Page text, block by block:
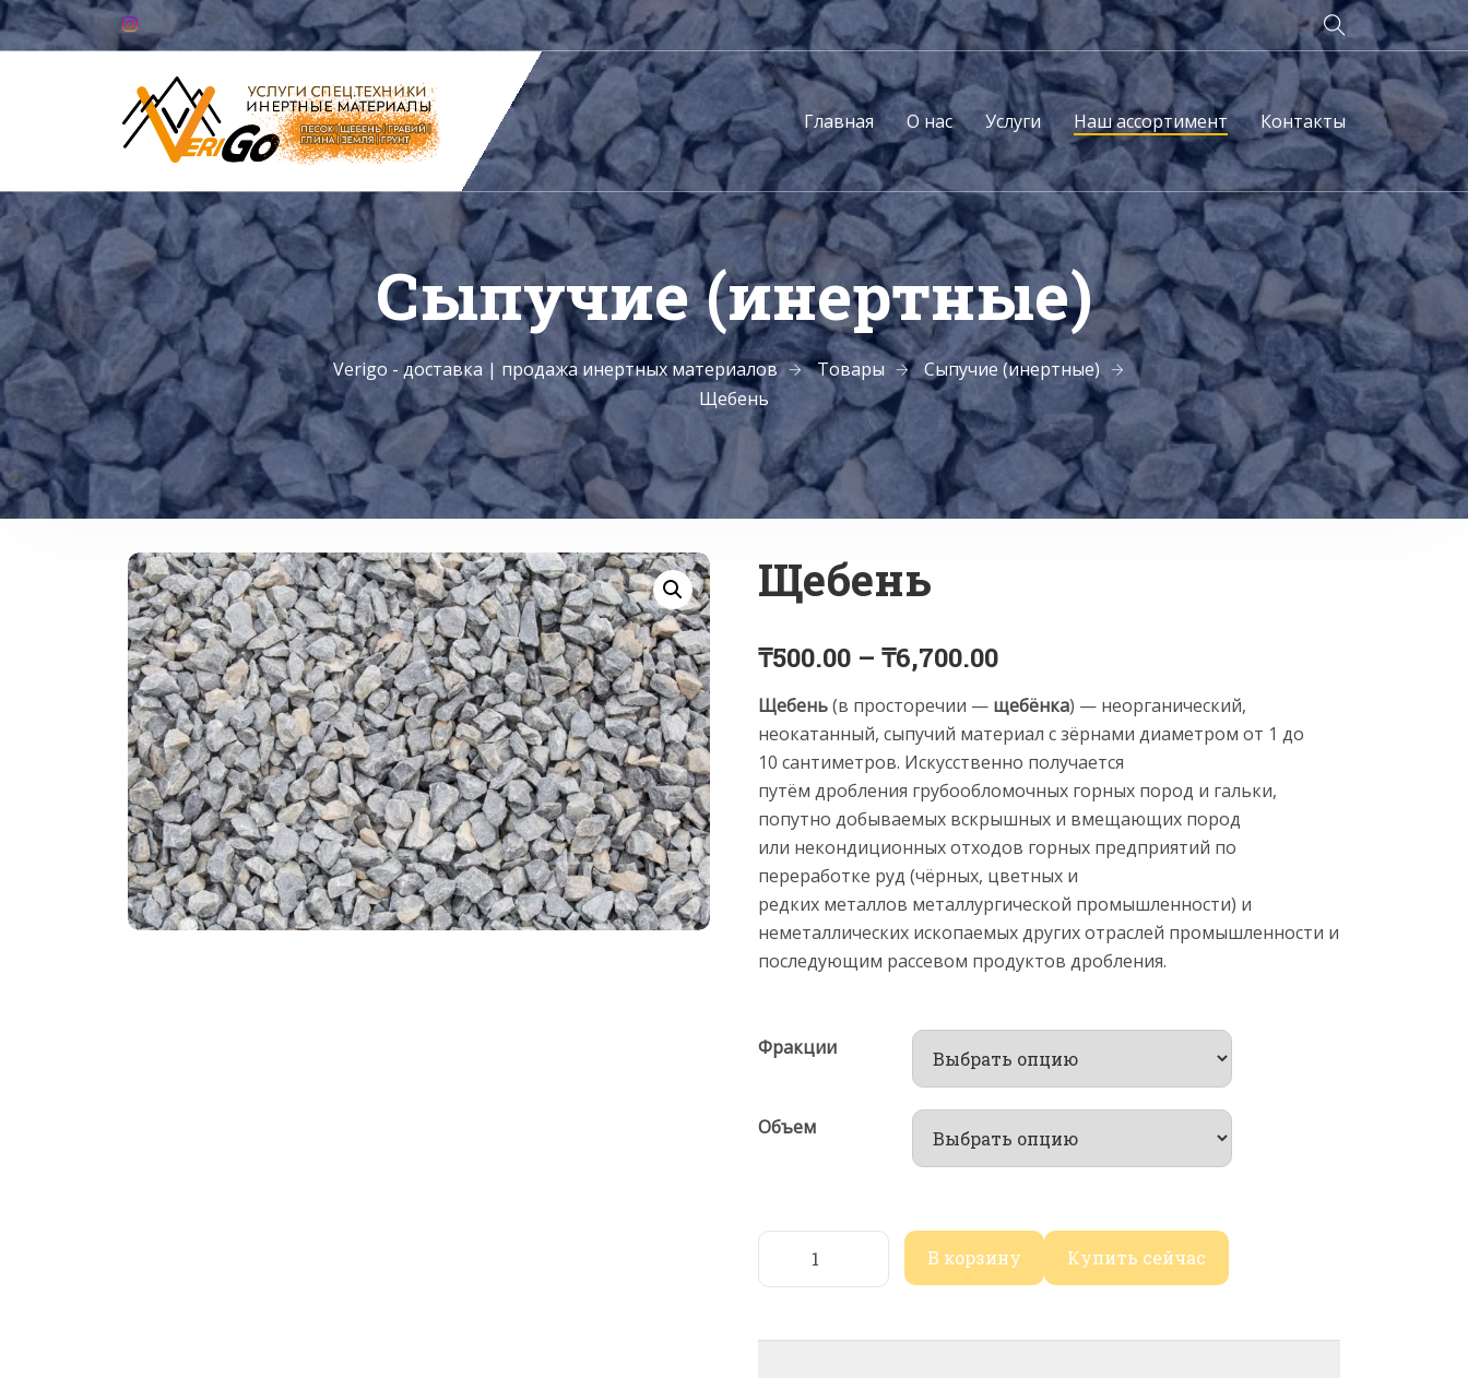
Главная О нас Услуги Наш ассортимент Контакты
Сыпучие (инертные)
Verigo - доставка | продажа инертных материалов Товары
Сыпучие (инертные)
Щебень
Щебень
₸500.00 –₸6,700.00
Щебень(в просторечии — щебёнка) — неорганический,
неокатанный, сыпучий материал с зёрнами диаметром от 1 до
10 сантиметров. Искусственно получается
путём дробления грубообломочных горных пород и гальки,
попутно добываемых вскрышных и вмещающих пород
или некондиционных отходов горных предприятий по
переработке руд (чёрных, цветных и
редких металлов металлургической промышленности) и
неметаллических ископаемых других отраслей промышленности и
последующим рассевом продуктов дробления.
Фракции
Объем
В корзину Купить сейчас